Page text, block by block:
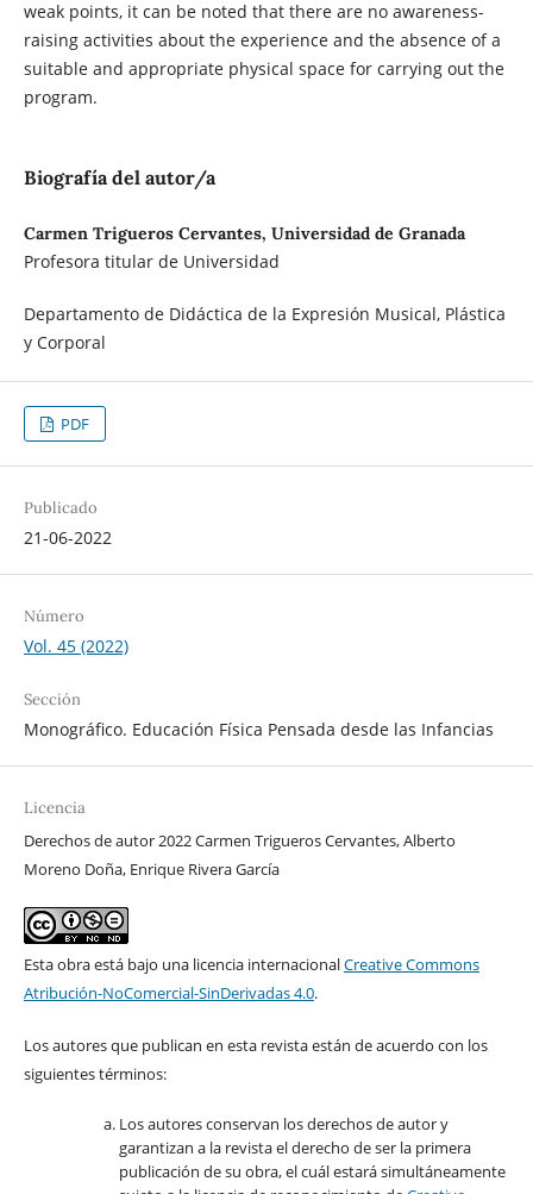
weak points, it can be noted that there are no awareness-
raising activities about the experience and the absence of a
suitable and appropriate physical space for carrying out the
program.
Biografía del autor/a
Carmen Trigueros Cervantes, Universidad de Granada
Profesora titular de Universidad
Departamento de Didáctica de la Expresión Musical, Plástica
y Corporal
PDF
Publicado
21-06-2022
Número
Vol. 45 (2022)
Sección
Monográfico. Educación Física Pensada desde las Infancias
Licencia
Derechos de autor 2022 Carmen Trigueros Cervantes, Alberto
Moreno Doña, Enrique Rivera García
Esta obra está bajo una licencia internacionalCreative Commons
Atribución-NoComercial-SinDerivadas 4.0.
Los autores que publican en esta revista están de acuerdo con los
siguientes términos:
Los autores conservan los derechos de autor y
garantizan a la revista el derecho de ser la primera
publicación de su obra, el cuál estará simultáneamente